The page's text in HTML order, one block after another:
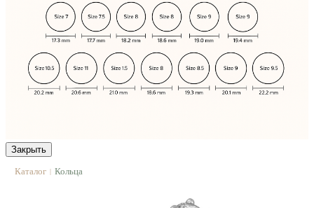
Закрыть
Каталог | Кольца